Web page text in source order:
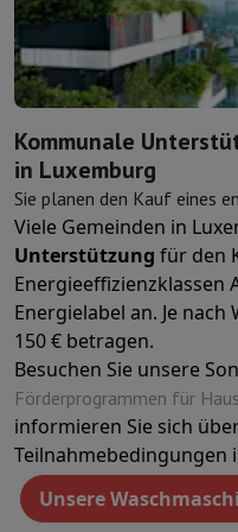
SchutziPhone Hülle
NachladenPowerbank
Telefonie-Zubehör
ZahlungsterminalsSumUp
GSMAlle GSMEmporia GSM
Festnetztelefone
Navigationssystem
VerschiedenesWalkie-Talkies
Computer & Büro
Laptop & NotebookLaptop
Desktop-Computer
PC GamingGaming-Bereich
Tablette & E-Reader
Drucker & ScannerDrucker
NetzwerkFRITZ!IP-
PeripheriegerätPC-
Arbeitsspeicher & Speicher
SoftwareOperating system
Kommunale
in Luxemburg
Sie planen den Kauf eines
Viele Gemeinden in
Unterstützung für den
Energieeffizienzklassen
Energielabel an. Je
150 € betragen.
Besuchen Sie unsere
Förderprogrammen für
informieren Sie sich
Teilnahmebedingungen
Unsere